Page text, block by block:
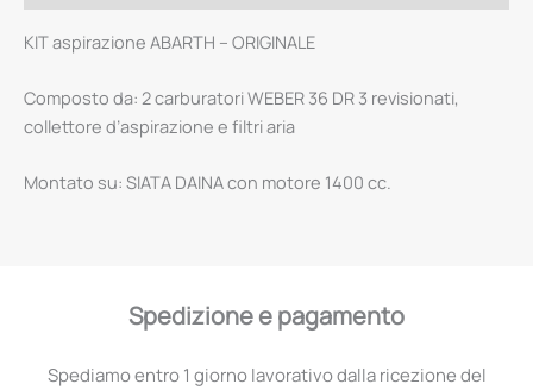
KIT aspirazione ABARTH – ORIGINALE
Composto da: 2 carburatori WEBER 36 DR 3 revisionati,
collettore d’aspirazione e filtri aria
Montato su: SIATA DAINA con motore 1400 cc.
Spedizione e pagamento
Spediamo entro 1 giorno lavorativo dalla ricezione del